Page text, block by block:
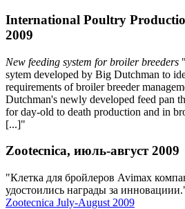
International Poultry
2009
New feeding system for broiler breeders
sytem developed by Big Dutchman to
requirements of broiler breeder
Dutchman's newly developed feed pan
for day-old to death production and in
[...]"
Zootecnica, июль-август 2009
"Клетка для бройлеров Avimax
удостоились награды за
Zootecnica July-August 2009